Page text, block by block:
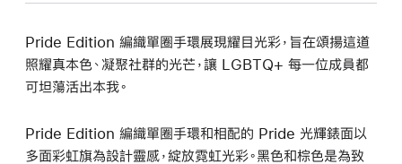
Pride Edition 編織單圈手環展現耀目光彩，旨在頌揚這道
照耀真本色、凝聚社群的光芒，讓 LGBTQ+ 每一位成員都
可坦蕩活出本我。
Pride Edition 編織單圈手環和相配的 Pride 光輝錶面以
多面彩虹旗為設計靈感，綻放霓虹光彩。黑色和棕色是為致